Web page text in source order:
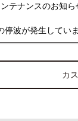
テナンスのお知
波が発生していま
カ